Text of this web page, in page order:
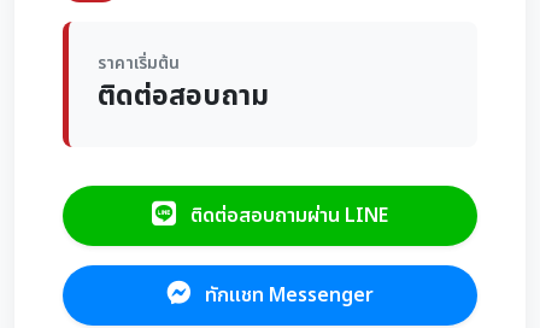
ราคาเริ่มต้น
ติดต่อสอบถาม
ติดต่อสอบถามผ่าน LINE
ทักแชท Messenger